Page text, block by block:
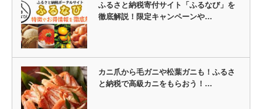
ふるさと納税寄付サイト「ふるなび」を
徹底解説！限定キャンペーンや…
カニ爪から毛ガニや松葉ガニも！ふるさ
と納税で高級カニをもらおう！…